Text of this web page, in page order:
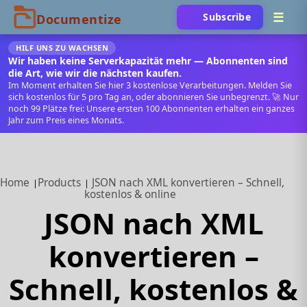
Subscribe
HILF UNS ZU WACHSEN
Wir haben keine Serverkapazität mehr — Abonnenten sind
die Art, wie wir die nächsten kaufen.
Im Moment erhalten Sie hier 3 kostenlose Verarbeitungen. Melden Sie
sich kostenlos für 5 pro Tag an, oder abonnieren Sie unbegrenzt. 🚀 Nur
noch 99 Plätze frei: Unsere ersten 100 Abonnenten erhalten ein ganzes
Jahr zum Preis eines Monats.
Home Products
JSON nach XML konvertieren – Schnell,
kostenlos & online
JSON nach XML
konvertieren –
Schnell, kostenlos &